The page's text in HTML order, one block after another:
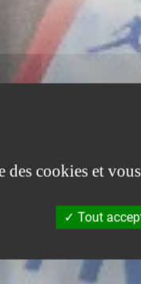
des cookies et
Tout